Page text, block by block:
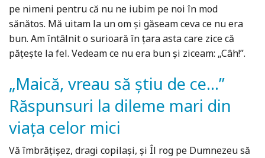
pe nimeni pentru că nu ne iubim pe noi în mod
sănătos. Mă uitam la un om și găseam ceva ce nu era
bun. Am întâlnit o surioară în țara asta care zice că
pățește la fel. Vedeam ce nu era bun și ziceam: „Câh!”.
„Maică, vreau să știu de ce...”
Răspunsuri la dileme mari din
viața celor mici
Vă îmbrățișez, dragi copilași, și Îl rog pe Dumnezeu să